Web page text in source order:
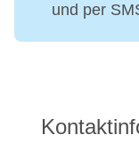
und per